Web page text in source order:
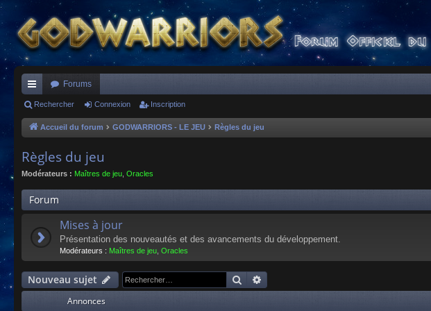
ac
co
s
Forums
Rechercher Connexion Inscription
Accueil du forum GODWARRIORS - LE JEU Règles du jeu
Règles du jeu
Modérateurs : Maîtres de jeu Oracles
Forum
Mises à jour
Présentation des nouveautés et des avancements du développement.
Modérateurs : Maîtres de jeu, Oracles
Nouveau sujet Rechercher
Annonces